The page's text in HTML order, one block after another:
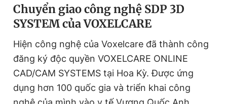
Chuyển giao công nghệ SDP 3D
SYSTEM của VOXELCARE
Hiện công nghệ của Voxelcare đã thành công
đăng ký độc quyền VOXELCARE ONLINE
CAD/CAM SYSTEMS tại Hoa Kỳ. Được ứng
dụng hơn 100 quốc gia và triển khai công